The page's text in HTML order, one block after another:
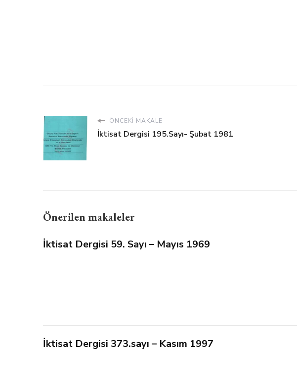
ÖNCEKI MAKALE
İktisat Dergisi 195.Sayı- Şubat 1981
Önerilen makaleler
İktisat Dergisi 59. Sayı – Mayıs 1969
İktisat Dergisi 373.sayı – Kasım 1997